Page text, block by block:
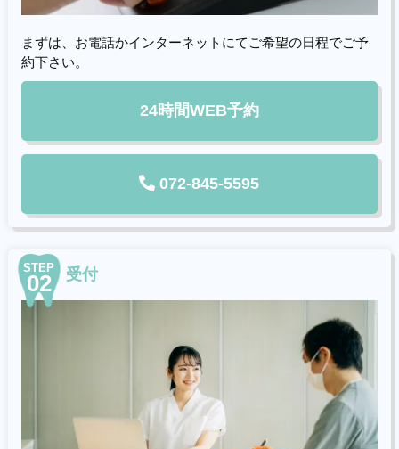
まずは、お電話かインターネットにてご希望の日程でご予
約下さい。
24時間WEB予約
072-845-5595
STEP
02 受付